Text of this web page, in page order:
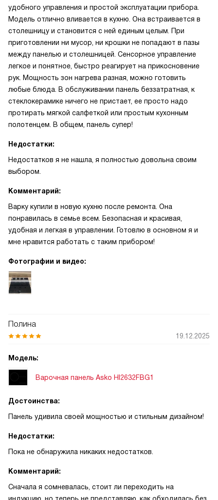
удобного управления и простой эксплуатации прибора.
Модель отлично вливается в кухню. Она встраивается в
столешницу и становится с ней единым целым. При
приготовлении ни мусор, ни крошки не попадают в пазы
между панелью и столешницей. Сенсорное управление
легкое и понятное, быстро реагирует на прикосновение
рук. Мощность зон нагрева разная, можно готовить
любые блюда. В обслуживании панель беззатратная, к
стеклокерамике ничего не пристает, ее просто надо
протирать мягкой салфеткой или простым кухонным
полотенцем. В общем, панель супер!
Недостатки:
Недостатков я не нашла, я полностью довольна своим
выбором.
Комментарий:
Варку купили в новую кухню после ремонта. Она
понравилась в семье всем. Безопасная и красивая,
удобная и легкая в управлении. Готовлю в основном я и
мне нравится работать с таким прибором!
Фотографии и видео:
Полина
19.12.2025
Модель:
Варочная панель Asko HI2632FBG1
Достоинства:
Панель удивила своей мощностью и стильным дизайном!
Недостатки:
Пока не обнаружила никаких недостатков.
Комментарий:
Сначала я сомневалась, стоит ли переходить на